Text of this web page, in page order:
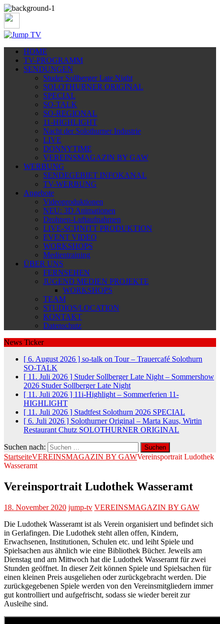
HOME
TV-PROGRAMM
SENDUNGEN
Studer Sollberger Late Night
SOLOTHURNER ORIGINAL
SPECIAL
SO-TALK
SO-REGIONAL
11-HIGHLIGHT
Nacht der Solothurner Industrie
LIVE
DONNYTIME
VEREINSMAGAZIN BY GAW
WERBUNG
SENDEGEBIET INFOKANAL
TV-WERBUNG
Angebote
Videoproduktionen
NEU: 3D Animationen
Drohnen-Luftaufnahmen
LIVE-SCHNITT PRODUKTION
EVENT VIDEO
WORKSHOPS
Medientraining
ÜBER UNS
FERNSEHEN
JUGEND MEDIEN PROJEKTE
WORKSHOPS
TEAM
STUDIOS/LOCATION
KONTAKT
Datenschutz
News Ticker
[ 6. August 2026 ] so-talk on Tour – Trauercafé Solothurn
SO-TALK
[ 11. Juli 2026 ] Studer Sollberger Late Night – Sommershow
2026 Studer Sollberger Late Night
[ 11. Juli 2026 ] 11i-Highlight – Sommerferien 11-
HIGHLIGHT
[ 11. Juli 2026 ] Stadtfest Solothurn 2026 SPECIAL
[ 6. Juli 2026 ] Solothurner Original – Marta Kaus, Wirtin
Restaurant Chutz SOLOTHURNER ORIGINAL
Suchen nach:
StartseiteVEREINSMAGAZIN BY GAWVereinsportrait Ludothek
Wasseramt
Vereinsportrait Ludothek Wasseramt
18. November 2020 jump-tv VEREINSMAGAZIN BY GAW
Die Ludothek Wasseramt ist als Verein organisiert und befindet sich
in Gerlafingen. Die Ludothek steht allen offen, Kindern,
Erwachsenen, Institutionen, Schulen etc. und leiht Spiele und
Spielsachen aus ähnlich wie eine Bibliothek Bücher. Jeweils am
Dienstag und am Mittwoch hat die Ludothek Wasseramt für zwei
Stunden geöffnet. In dieser Zeit können Spiele und Spielsachen für
einen kleinen Preis ausgeliehen oder zurückgebracht werden. Die
zurückgegebenen Spiele werden von den Vereinsmitgliedern immer
gut kontrolliert und aufgefrischt, sodass sie wieder bereit zur
Ausleihe sind.